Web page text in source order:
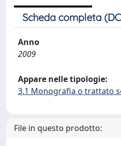
Scheda completa
Anno
2009
Appare nelle tipologie:
3.1 Monografia o trattato
File in questo prodotto: